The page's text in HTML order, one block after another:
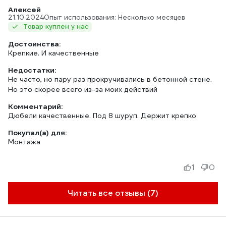
Алексей
21.10.2024Опыт использования: Несколько месяцев
Товар куплен у нас
Достоинства:
Крепкие. И качественные
Недостатки:
Не часто, но пару раз прокручивались в бетонной стене.
Но это скорее всего из-за моих действий
Комментарий:
Дюбели качественные. Под 8 шуруп. Держит крепко
Покупал(а) для:
Монтажа
Читать все отзывы (7)
1 0